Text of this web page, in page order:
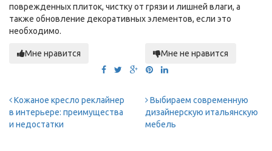
поврежденных плиток, чистку от грязи и лишней влаги, а
также обновление декоративных элементов, если это
необходимо.
Мне нравится Мне не нравится
Кожаное кресло реклайнер
в интерьере: преимущества
и недостатки
Выбираем современную
дизайнерскую итальянскую
мебель